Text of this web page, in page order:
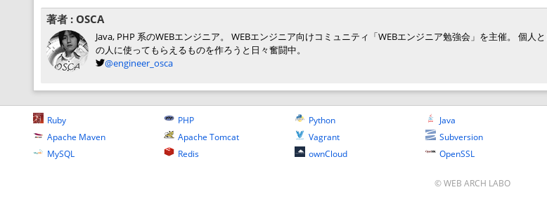
著者 : OSCA
Java, PHP 系のWEBエンジニア。 WEBエンジニア向けコミュニティ「WEBエンジニア勉強会」を主催。 個人
の人に使ってもらえるものを作ろうと日々奮闘中。
@engineer_osca
Ruby PHP Python Java
Apache Maven
Apache Tomcat Vagrant Subversion
MySQL
Redis ownCloud OpenSSL
© WEB ARCH LABO